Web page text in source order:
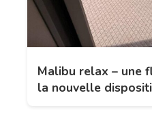
Malibu relax – une
la nouvelle